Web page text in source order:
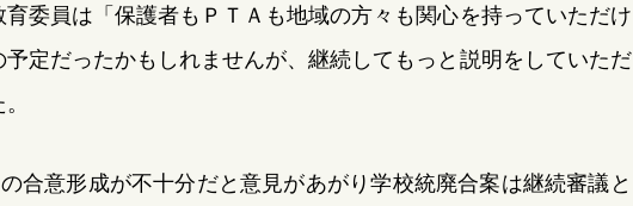
委員は「保護者もＰＴＡも地域の方々も関心を持っていただけ
定だったかもしれませんが、継続してもっと説明をしていただ
合意形成が不十分だと意見があがり学校統廃合案は継続審議と